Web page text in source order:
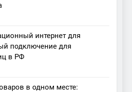
интернет для
подключение для
в РФ
в одном месте: